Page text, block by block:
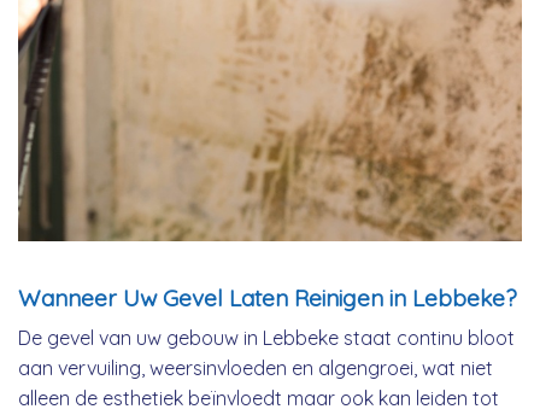
Wanneer Uw Gevel Laten Reinigen in Lebbeke?
De gevel van uw gebouw in Lebbeke staat continu bloot
aan vervuiling, weersinvloeden en algengroei, wat niet
alleen de esthetiek beïnvloedt maar ook kan leiden tot